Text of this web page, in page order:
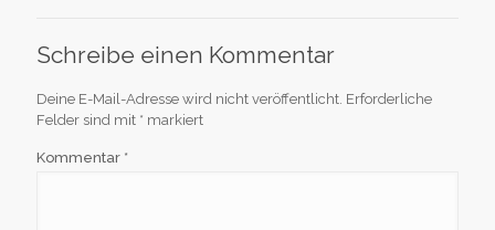
Schreibe einen Kommentar
Deine E-Mail-Adresse wird nicht veröffentlicht. Erforderliche
Felder sind mit * markiert
Kommentar *